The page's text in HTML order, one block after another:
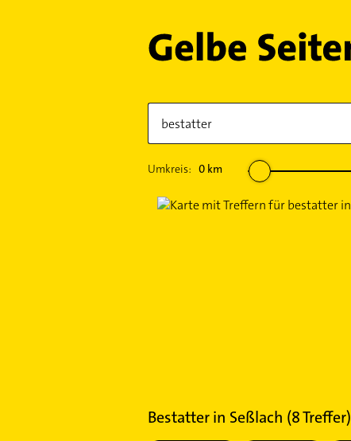
Umkreis: 0km
Bestatterin Seßlach (8Treffer)